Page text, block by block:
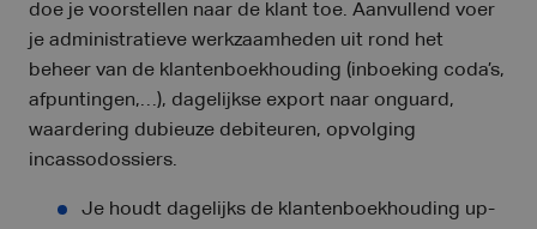
doe je voorstellen naar de klant toe. Aanvullend voer
je administratieve werkzaamheden uit rond het
beheer van de klantenboekhouding (inboeking coda’s,
afpuntingen,…), dagelijkse export naar onguard,
waardering dubieuze debiteuren, opvolging
incassodossiers.
Je houdt dagelijks de klantenboekhouding up-